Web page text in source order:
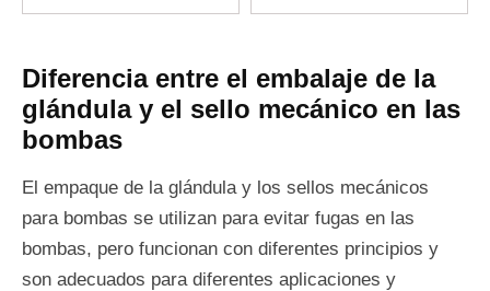
Diferencia entre el embalaje de la
glándula y el sello mecánico en las
bombas
El empaque de la glándula y los sellos mecánicos
para bombas se utilizan para evitar fugas en las
bombas, pero funcionan con diferentes principios y
son adecuados para diferentes aplicaciones y